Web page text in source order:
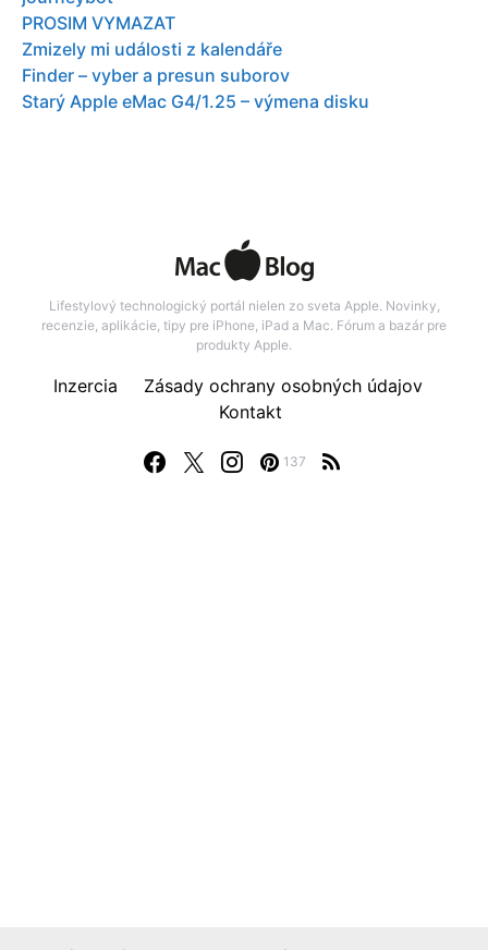
PROSIM VYMAZAT
Zmizely mi události z kalendáře
Finder – vyber a presun suborov
Starý Apple eMac G4/1.25 – výmena disku
Lifestylový technologický portál nielen zo sveta Apple. Novinky,
recenzie, aplikácie, tipy pre iPhone, iPad a Mac. Fórum a bazár pre
produkty Apple.
137
Inzercia
Zásady ochrany osobných údajov
Kontakt